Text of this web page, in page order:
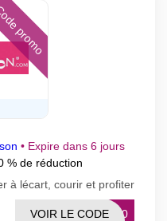
promo
• Expire dans 6 jours
% de réduction
à lécart, courir et profiter
RA20
VOIR LE CODE